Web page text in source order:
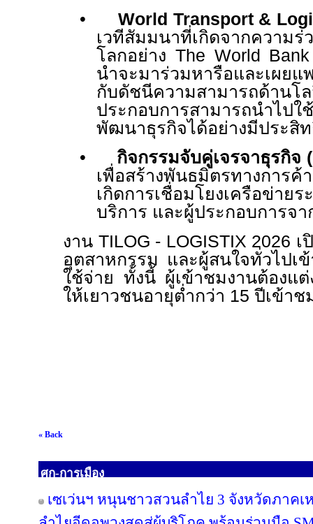
•
World Transport &
เวทีสัมมนาที่เกิดจากความ
โลกอย่าง The World
นำจะมาร่วมหารือและเผยแ
กับดัชนีความสามารถด้านโ
ประกอบการสามารถนำไปใ
พัฒนาธุรกิจได้อย่างมีประสิ
•
กิจกรรมจับคู่เจรจาธุรกิจ (
เพื่อสร้างพันธมิตรทางการ
เกิดการเชื่อมโยงเครือข่
บริการ และผู้ประกอบการจ
งาน TILOG - LOGISTIX 2026
อุตสาหกรรม และผู้สนใจทั่วไปเ
ใช้จ่าย ทั้งนี้ ผู้เข้าชมงานต้องแ
ให้เยาวชนอายุต่ำกว่า 15 ปีเข้าช
« Back
ศก-การเมือง
เซเว่นฯ หนุนชาวสวนลำไย 3 จังหวัดภาค